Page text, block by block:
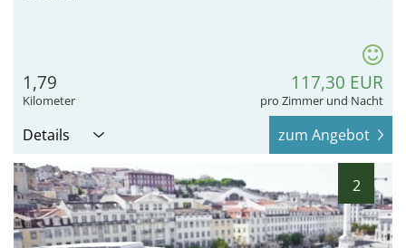
1,79
Kilometer
117,30 EUR
pro Zimmer und Nacht
Details zum Angebot
2